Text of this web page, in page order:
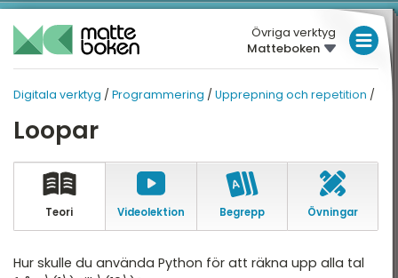
Övriga verktyg
Matteboken
Digitala verktyg / Programmering / Upprepning och repetition /
Loopar
Teori Video­lektion Begrepp Övningar
Hur skulle du använda Python för att räkna upp alla tal
LÅGSTADIET
MELLANSTADIET
GYMNASIET
HÖGSKOLEPROV
VERKTYG
Översikt
DIGITALA VERKTYG
Översikt
Tänkande maskiner